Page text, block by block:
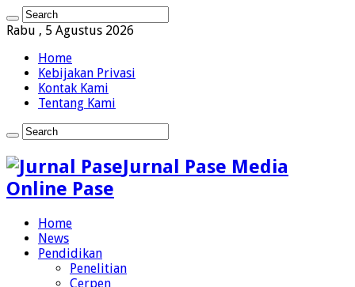
Rabu , 5 Agustus 2026
Home
Kebijakan Privasi
Kontak Kami
Tentang Kami
Jurnal Pase Media
Online Pase
Home
News
Pendidikan
Penelitian
Cerpen